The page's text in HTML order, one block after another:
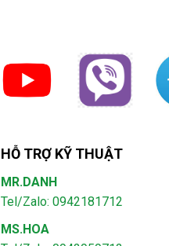
HỖ TRỢ KỸ THUẬT
MR.DANH
Tel/Zalo: 0942181712
MS.HOA